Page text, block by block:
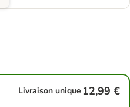
Livraison unique 12,99 €